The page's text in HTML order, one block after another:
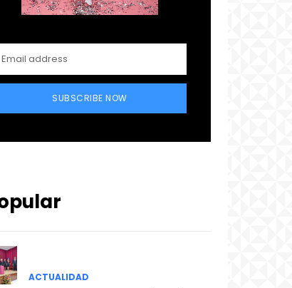
SUBSCRIBE NOW
ACTUALIDAD